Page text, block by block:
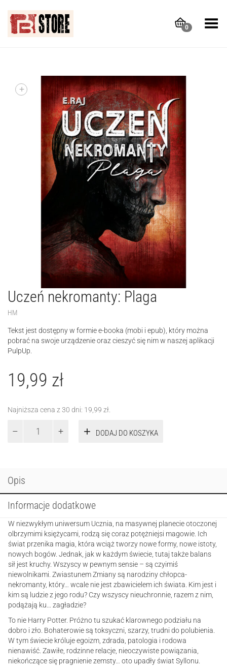
0
Toggle Menu
+
Uczeń nekromanty: Plaga
HM
Tekst jest dostępny w formie e-booka (mobi i epub), który można
pobrać na swoje urządzenie oraz cieszyć się nim w naszej aplikacji
PulpUp.
19,99 zł
Najniższa cena z 30 dni: 19,99 zł
DODAJ DO KOSZYKA
Opis
Informacje dodatkowe
W niezwykłym uniwersum Ucznia, na masywnej planecie otoczonej
olbrzymimi księżycami, rodzą się coraz potężniejsi magowie. Ich
świat przenika magia, która wciąż tworzy nowe formy, nowe istoty,
nowych bogów. Jednak, jak w każdym świecie, tutaj także balans
sił jest kruchy. Wszyscy w pewnym sensie – są czyimiś
niewolnikami. Zwiastunem Zmiany są narodziny chłopca-
nekromanty, który… wcale nie jest zbawicielem ich świata. Kim jest i
kim są ludzie z jego rodu? Czy wszyscy nieuchronnie, razem z nim,
podążają ku… zagładzie?
To nie Harry Potter. Próżno tu szukać klarownego podziału na
dobro i zło. Bohaterowie są toksyczni, szarzy, trudni do polubienia.
W tym świecie króluje egoizm, zdrada, patologia i rodowa
nienawiść. Zawiłe, rodzinne relacje, nieoczywiste powiązania,
niekończące się pragnienie zemsty… oto upadły świat Syllonu.